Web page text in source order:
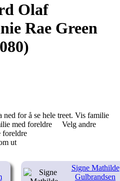
Olaf
Rae Green
for å se hele treet. Vis familie
med foreldre
Velg andre
foreldre
Signe Mathilde
Gulbrandsen